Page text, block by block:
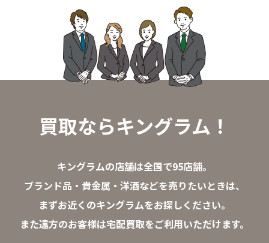
買取ならキングラム！
キングラムの店舗は全国で95店舗。
ブランド品・貴金属・洋酒などを売りたいときは、
まずお近くのキングラムをお探しください。
また遠方のお客様は宅配買取をご利用いただけます。